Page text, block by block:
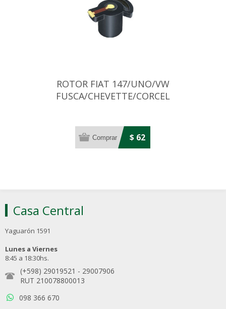
ROTOR FIAT 147/UNO/VW
FUSCA/CHEVETTE/CORCEL
$ 62
Casa Central
Yaguarón 1591
Lunes a Viernes
8:45 a 18:30hs.
(+598) 29019521 - 29007906
RUT 210078800013
098 366 670